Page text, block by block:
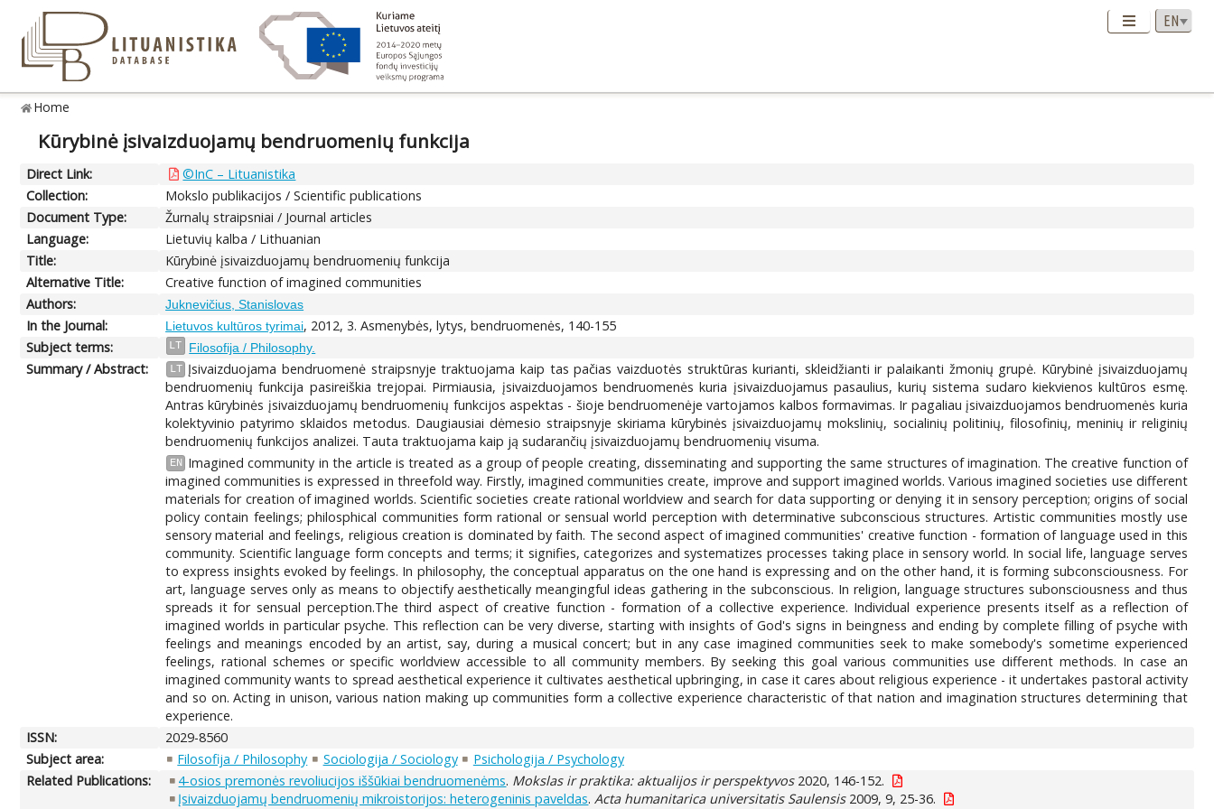
Home
Kūrybinė įsivaizduojamų bendruomenių funkcija
Direct Link:
©InC – Lituanistika
Collection:
Mokslo publikacijos / Scientific publications
Document Type:
Žurnalų straipsniai / Journal articles
Language:
Lietuvių kalba / Lithuanian
Title:
Kūrybinė įsivaizduojamų bendruomenių funkcija
Alternative Title:
Creative function of imagined communities
Authors:
Juknevičius, Stanislovas
In the Journal: Lietuvos kultūros tyrimai, 2012, 3. Asmenybės, lytys, bendruomenės, 140-155
Subject terms:
LT Filosofija / Philosophy.
Summary / Abstract: LT Įsivaizduojama bendruomenė straipsnyje traktuojama kaip tas pačias vaizduotės struktūras kurianti, skleidžianti ir palaikanti žmonių grupė. Kūrybinė įsivaizduojamų
bendruomenių funkcija pasireiškia trejopai. Pirmiausia, įsivaizduojamos bendruomenės kuria įsivaizduojamus pasaulius, kurių sistema sudaro kiekvienos kultūros esmę.
Antras kūrybinės įsivaizduojamų bendruomenių funkcijos aspektas - šioje bendruomenėje vartojamos kalbos formavimas. Ir pagaliau įsivaizduojamos bendruomenės kuria
kolektyvinio patyrimo sklaidos metodus. Daugiausiai dėmesio straipsnyje skiriama kūrybinės įsivaizduojamų mokslinių, socialinių politinių, filosofinių, meninių ir religinių
bendruomenių funkcijos analizei. Tauta traktuojama kaip ją sudarančių įsivaizduojamų bendruomenių visuma.
EN
Imagined community in the article is treated as a group of people creating, disseminating and supporting the same structures of imagination. The creative function of
imagined communities is expressed in threefold way. Firstly, imagined communities create, improve and support imagined worlds. Various imagined societies use different
materials for creation of imagined worlds. Scientific societies create rational worldview and search for data supporting or denying it in sensory perception; origins of social
policy contain feelings; philosphical communities form rational or sensual world perception with determinative subconscious structures. Artistic communities mostly use
sensory material and feelings, religious creation is dominated by faith. The second aspect of imagined communities' creative function - formation of language used in this
community. Scientific language form concepts and terms; it signifies, categorizes and systematizes processes taking place in sensory world. In social life, language serves
to express insights evoked by feelings. In philosophy, the conceptual apparatus on the one hand is expressing and on the other hand, it is forming subconsciousness. For
art, language serves only as means to objectify aesthetically meangingful ideas gathering in the subconscious. In religion, language structures subonsciousness and thus
spreads it for sensual perception.The third aspect of creative function - formation of a collective experience. Individual experience presents itself as a reflection of
imagined worlds in particular psyche. This reflection can be very diverse, starting with insights of God's signs in beingness and ending by complete filling of psyche with
feelings and meanings encoded by an artist, say, during a musical concert; but in any case imagined communities seek to make somebody's sometime experienced
feelings, rational schemes or specific worldview accessible to all community members. By seeking this goal various communities use different methods. In case an
imagined community wants to spread aesthetical experience it cultivates aesthetical upbringing, in case it cares about religious experience - it undertakes pastoral activity
and so on. Acting in unison, various nation making up communities form a collective experience characteristic of that nation and imagination structures determining that
experience.
ISSN:
2029-8560
Subject area:
Filosofija / Philosophy Sociologija / Sociology
Psichologija / Psychology
Related Publications:
4-osios premonės revoliucijos iššūkiai bendruomenėms. Mokslas ir praktika: aktualijos ir perspektyvos2020, 146-152.
Įsivaizduojamų bendruomenių mikroistorijos: heterogeninis paveldas. Acta humanitarica universitatis Saulensis2009, 9, 25-36.